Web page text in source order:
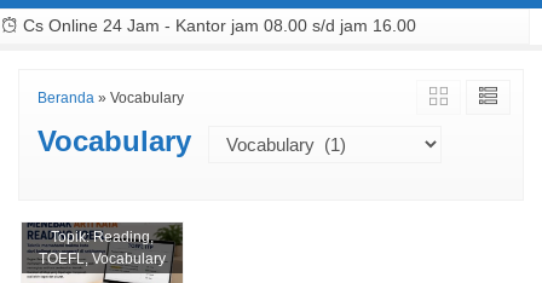
Cs Online 24 Jam - Kantor jam 08.00 s/d jam 16.00
Beranda » Vocabulary
Vocabulary
Topik:Reading,
TOEFL,Vocabulary